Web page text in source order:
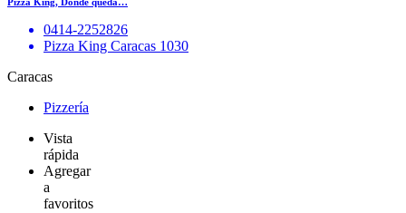
Pizza King, Donde queda…
0414-2252826
Pizza King Caracas 1030
Caracas
Pizzería
Vista
rápida
Agregar
a
favoritos